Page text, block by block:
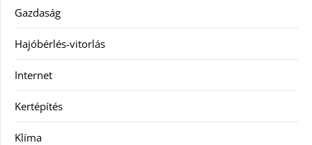
Gazdaság
Hajóbérlés-vitorlás
Internet
Kertépítés
Klíma